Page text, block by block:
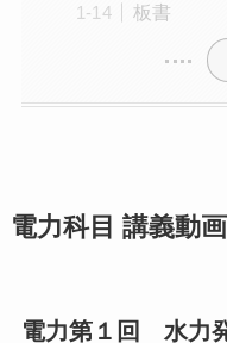
板書
電力科目 講義動
電力第１回 水力